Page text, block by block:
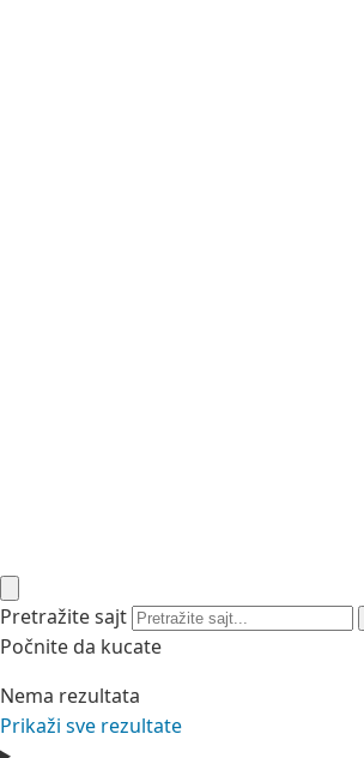
Pretražite sajt
Počnite da kucate
Nema rezultata
Prikaži sve rezultate